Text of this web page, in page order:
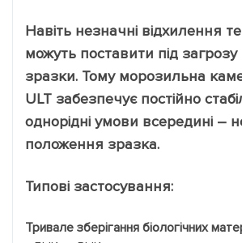
Навіть незначні відхилення
можуть поставити під загрозу
зразки. Тому морозильна
ULT забезпечує постійно
однорідні умови всередині –
положення зразка.
Типові застосування:
Тривале зберігання біологічних